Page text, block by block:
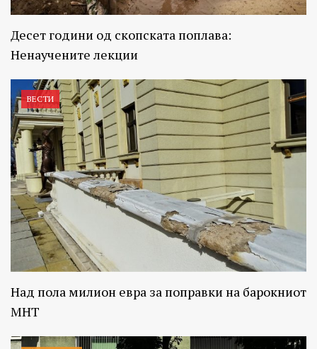
Десет години од скопската поплава:
Ненаучените лекции
ВЕСТИ
Над пола милион евра за поправки на барокниот
МНТ